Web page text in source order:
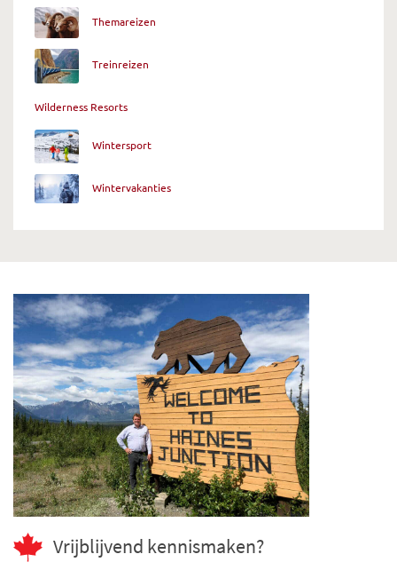
Themareizen
Treinreizen
Wilderness Resorts
Wintersport
Wintervakanties
Vrijblijvend kennismaken?